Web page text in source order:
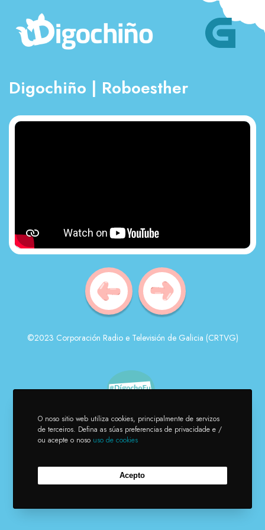
Digochiño | Roboesther
©2023 Corporación Radio e Televisión de Galicia (CRTVG)
O noso sitio web utiliza cookies, principalmente de servizos
de terceiros. Defina as súas preferencias de privacidade e /
ou acepte o noso uso de cookies
Acepto